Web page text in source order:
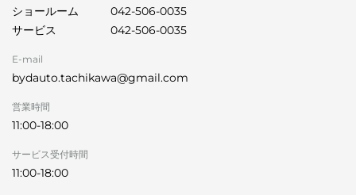
ショールーム
042-506-0035
サービス
042-506-0035
E-mail
bydauto.tachikawa@gmail.com
営業時間
11:00-18:00
サービス受付時間
11:00-18:00